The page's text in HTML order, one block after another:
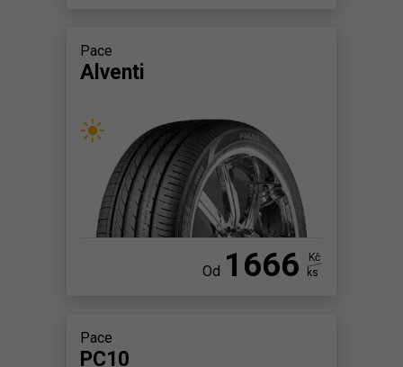
Pace
Alventi
Od 1666
Kč
ks
Pace
PC10